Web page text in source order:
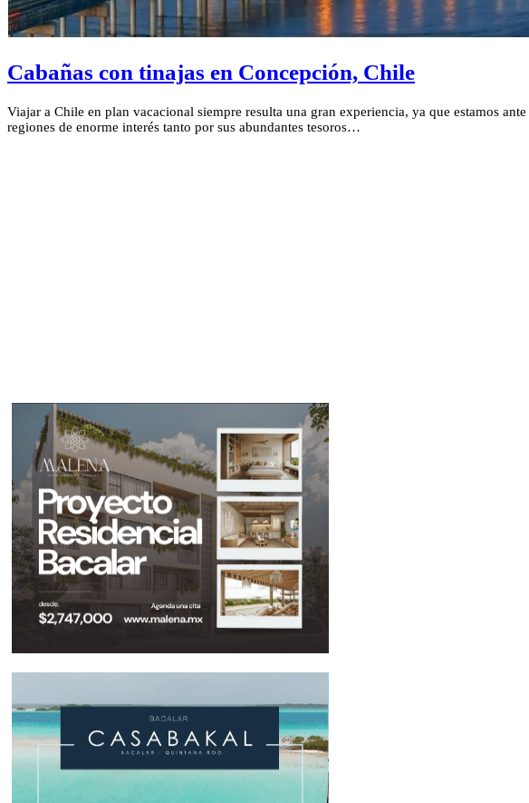
Cabañas con tinajas en Concepción, Chile
Viajar a Chile en plan vacacional siempre resulta una gran experiencia, ya que estamos
regiones de enorme interés tanto por sus abundantes tesoros…